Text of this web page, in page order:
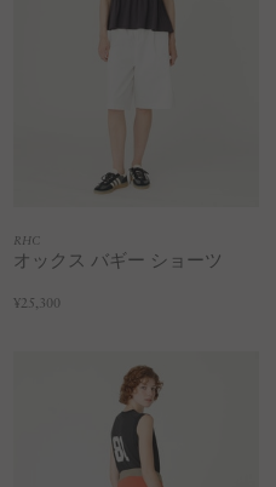
RHC
オックス バギー ショーツ
¥25,300